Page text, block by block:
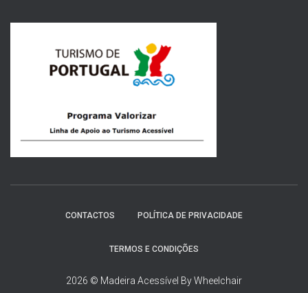
u
CONTACTOS POLÍTICA DE PRIVACIDADE
TERMOS E CONDIÇÕES
2026 © Madeira Acessível By Wheelchair